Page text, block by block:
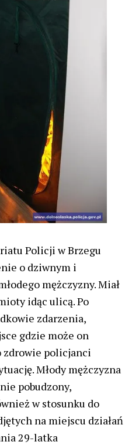
Policji w Brzegu
o dziwnym i
mężczyzny. Miał
idąc ulicą. Po
zdarzenia,
gdzie może on
zdrowie policjanci
Młody mężczyzna
pobudzony,
w stosunku do
na miejscu działań
29-latka